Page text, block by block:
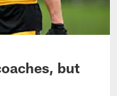
but